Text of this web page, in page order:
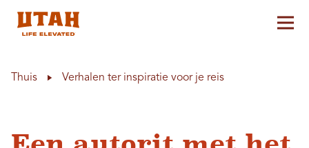
Thuis Verhalen ter inspiratie voor je reis